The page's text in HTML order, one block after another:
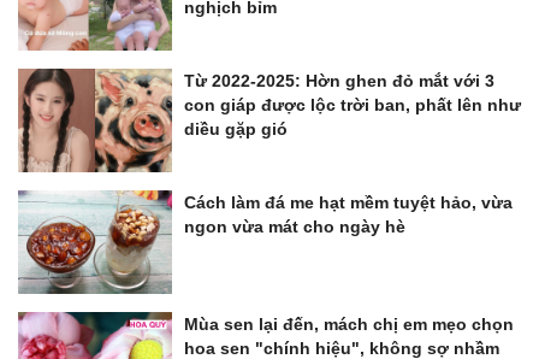
nghịch bỉm
Từ 2022-2025: Hờn ghen đỏ mắt với 3
con giáp được lộc trời ban, phất lên như
diều gặp gió
Cách làm đá me hạt mềm tuyệt hảo, vừa
ngon vừa mát cho ngày hè
Mùa sen lại đến, mách chị em mẹo chọn
hoa sen "chính hiệu", không sợ nhầm